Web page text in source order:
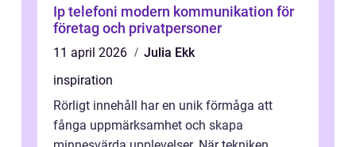
Ip telefoni modern kommunikation för
företag och privatpersoner
11 april 2026
Julia Ekk
inspiration
Rörligt innehåll har en unik förmåga att
fånga uppmärksamhet och skapa